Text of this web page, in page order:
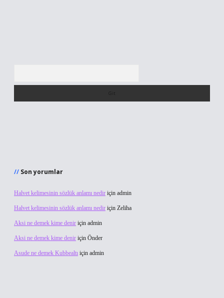
Son yorumlar
Halvet kelimesinin sözlük anlamı nedir için admin
Halvet kelimesinin sözlük anlamı nedir için Zeliha
Aksi ne demek kime denir için admin
Aksi ne demek kime denir için Önder
Asude ne demek Kubbealtı için admin